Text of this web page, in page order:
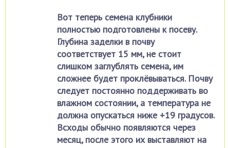
Вот теперь семена клубники
полностью подготовлены к посеву.
Глубина заделки в почву
соответствует 15 мм, не стоит
слишком заглублять семена, им
сложнее будет проклёвываться. Почву
следует постоянно поддерживать во
влажном состоянии, а температура не
должна опускаться ниже +19 градусов.
Всходы обычно появляются через
месяц, после этого их выставляют на